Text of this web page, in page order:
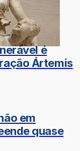
é
Ártemis
em
quase